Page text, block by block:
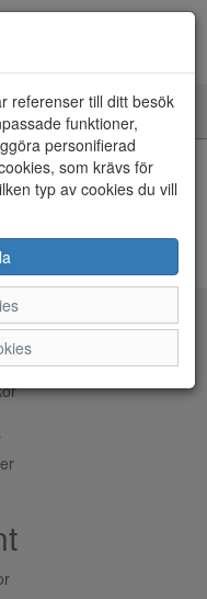
referenser till ditt besök
funktioner,
personifierad
som krävs för
typ av cookies du vill